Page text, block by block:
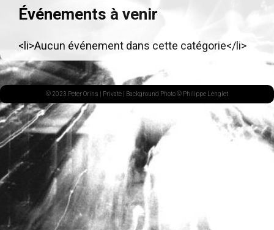
Événements à venir
<li>Aucun événement dans cette catégorie</li>
© 2023 Peter Orins | Private | Background Photo © Philippe Lenglet